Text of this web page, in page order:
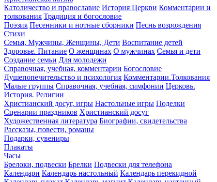
Католичество и православие История Церкви Комментарии и
толкования Традиция и богословие
Поэзия Песенники и нотные сборники Песнь возрождения
Стихи
Семья, Мужчины, Женщины, Дети Воспитание детей
Здоровье. Питание О женщинах О мужчинах Семья и дети
Создание семьи Для молодежи
Справочная, учебная, комментарии Богословие
Душепопечительство и психология Комментарии.Толкования
Малые группы Справочная, учебная, симфонии Церковь.
История. Религии
Христианский досуг, игры Настольные игры Поделки
Сценарии праздников Христианский досуг
Художественная литература Биографии, свидетельства
Рассказы, повести, романы
Подарки, сувениры
Плакаты
Часы
Брелоки, подвески Брелки Подвески для телефона
Календари Календарь настольный Календарь перекидной